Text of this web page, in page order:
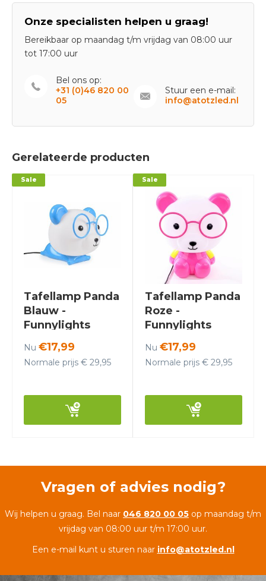
Onze specialisten helpen u graag!
Bereikbaar op maandag t/m vrijdag van 08:00 uur
tot 17:00 uur
Bel ons op:
+31 (0)46 820 00
05
Stuur een e-mail:
info@atotzled.nl
Gerelateerde producten
Tafellamp Panda
Blauw -
Funnylights
Sale
Nu €17,99
Normale prijs € 29,95
Tafellamp Panda
Roze -
Funnylights
Sale
Nu €17,99
Normale prijs € 29,95
Vragen of advies nodig?
Wij helpen u graag. Bel naar 046 820 00 05 op maandag t/m
vrijdag van 08:00 uur t/m 17:00 uur.
Een e-mail kunt u sturen naar info@atotzled.nl